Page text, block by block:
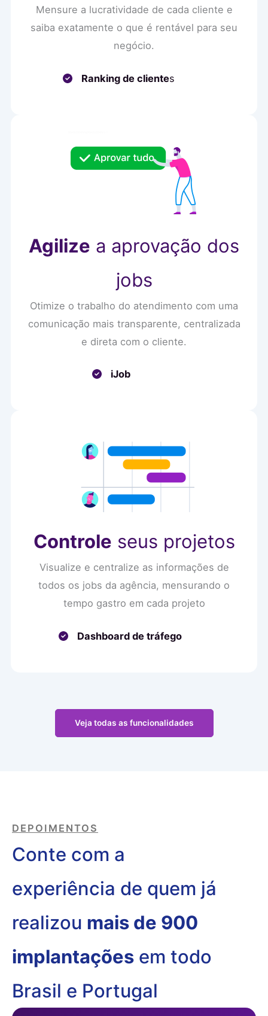
Mensure a lucratividade de cada cliente e
saiba exatamente o que é rentável para seu
negócio.
Ranking de clientes
Agilize a aprovação dos
jobs
Otimize o trabalho do atendimento com uma
comunicação mais transparente, centralizada
e direta com o cliente.
iJob
Controle seus projetos
Visualize e centralize as informações de
todos os jobs da agência, mensurando o
tempo gastro em cada projeto
Dashboard de tráfego
Veja todas as funcionalidades
DEPOIMENTOS
Conte com a
experiência de quem já
realizou mais de 900
implantações em todo
Brasil e Portugal